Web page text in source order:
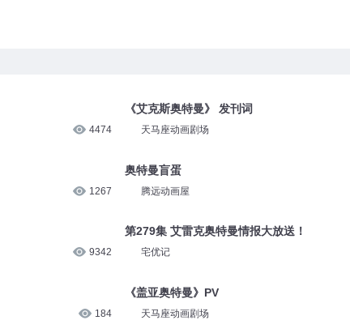
4474
1267
9342
184
《艾克斯奥特曼》 发刊词
天马座动画剧场
奥特曼盲蛋
腾远动画屋
第279集 艾雷克奥特曼情报大放送！
宅优记
《盖亚奥特曼》PV
天马座动画剧场